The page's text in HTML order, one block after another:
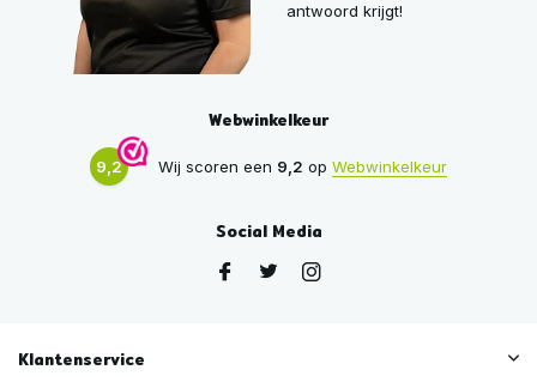
antwoord krijgt!
Webwinkelkeur
9,2 Wij scoren een 9,2 op Webwinkelkeur
Social Media
Klantenservice